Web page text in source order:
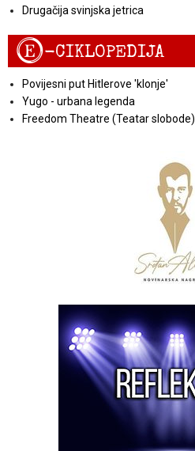
Drugačija svinjska jetrica
E-CIKLOPEDIJA
Povijesni put Hitlerove 'klonje'
Yugo - urbana legenda
Freedom Theatre (Teatar slobode)